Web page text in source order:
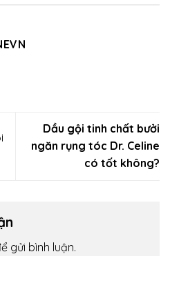
Dầu gội tinh chất bưởi
ngăn rụng tóc Dr. Celine
có tốt không?
gửi bình luận.